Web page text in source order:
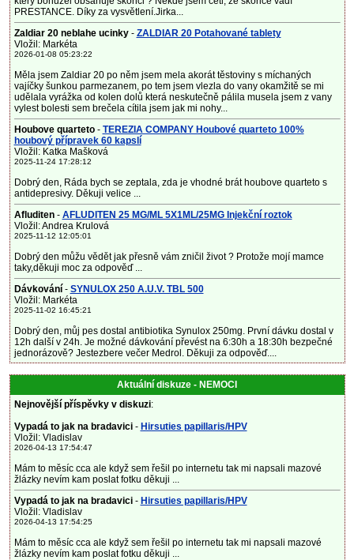
PRESTANCE. Díky za vysvětlení.Jirka...
Zaldiar 20 neblahe ucinky- ZALDIAR 20 Potahované tablety
Vložil: Markéta
2026-01-08 05:23:22
Měla jsem Zaldiar 20 po něm jsem mela akorát těstoviny s míchaných
vajíčky šunkou parmezanem, po tem jsem vlezla do vany okamžitě se mi
udělala vyrážka od kolen dolů která neskutečně pálila musela jsem z vany
vylest bolesti sem brečela cítila jsem jak mi nohy...
Houbove quarteto- TEREZIA COMPANY Houbové quarteto 100%
houbový přípravek 60 kapslí
Vložil: Katka Mašková
2025-11-24 17:28:12
Dobrý den, Ráda bych se zeptala, zda je vhodné brát houbove quarteto s
antidepresivy. Děkuji velice ...
Afluditen- AFLUDITEN 25 MG/ML 5X1ML/25MG Injekční roztok
Vložil: Andrea Krulová
2025-11-12 12:05:01
Dobrý den můžu vědět jak přesně vám zničil život ? Protože mojí mamce
taky,děkuji moc za odpověď ...
Dávkování - SYNULOX 250 A.U.V. TBL 500
Vložil: Markéta
2025-11-02 16:45:21
Dobrý den, můj pes dostal antibiotika Synulox 250mg. První dávku dostal v
12h další v 24h. Je možné dávkování převést na 6:30h a 18:30h bezpečné
jednorázově? Jestezbere večer Medrol. Děkuji za odpověď....
Aktuální diskuze - NEMOCI
Nejnovější příspěvky v diskuzi:
Vypadá to jak na bradavici - Hirsuties papillaris/HPV
Vložil: Vladislav
2026-04-13 17:54:47
Mám to měsíc cca ale když sem řešil po internetu tak mi napsali mazové
žlázky nevím kam poslat fotku děkuji ...
Vypadá to jak na bradavici - Hirsuties papillaris/HPV
Vložil: Vladislav
2026-04-13 17:54:25
Mám to měsíc cca ale když sem řešil po internetu tak mi napsali mazové
žlázky nevím kam poslat fotku děkuji ...